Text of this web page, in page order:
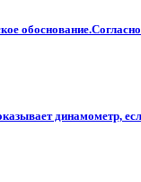
динамометр,